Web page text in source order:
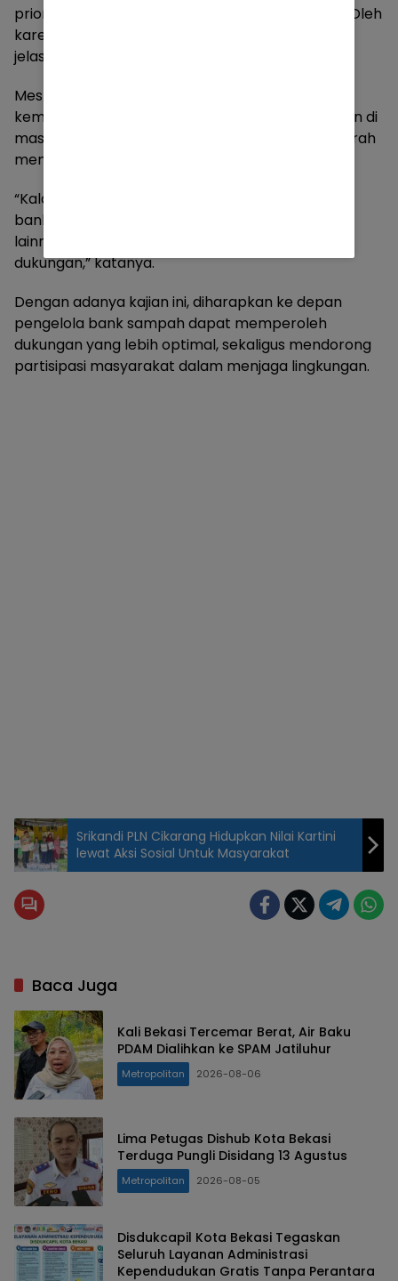
prioritas anggaran dan keberlanjutan program. Oleh
karena itu, diperlukan tahapan dan kriteria yang
jelas sebelum kebijakan diterapkan.
Meski demikian, pemerintah tidak menutup
kemungkinan insentif tersebut akan direalisasikan di
masa mendatang, apabila kondisi keuangan daerah
memungkinkan.
“Kalau keuangan daerah memadai, bukan hanya
bank sampah, program berbasis masyarakat
lainnya juga bisa didorong untuk mendapatkan
dukungan,” katanya.
Dengan adanya kajian ini, diharapkan ke depan
pengelola bank sampah dapat memperoleh
dukungan yang lebih optimal, sekaligus mendorong
partisipasi masyarakat dalam menjaga lingkungan.
Srikandi PLN Cikarang Hidupkan Nilai Kartini
lewat Aksi Sosial Untuk Masyarakat
Baca Juga
Kali Bekasi Tercemar Berat, Air Baku
PDAM Dialihkan ke SPAM Jatiluhur
Metropolitan 2026-08-06
Lima Petugas Dishub Kota Bekasi
Terduga Pungli Disidang 13 Agustus
Metropolitan 2026-08-05
Disdukcapil Kota Bekasi Tegaskan
Seluruh Layanan Administrasi
Kependudukan Gratis Tanpa Perantara